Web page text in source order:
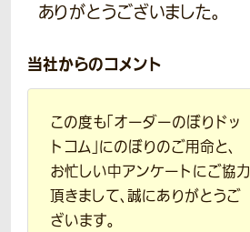
ありがとうございました。
当社からのコメント
この度も「オーダーのぼりドッ
トコム」にのぼりのご用命と、
お忙しい中アンケートにご協力
頂きまして、誠にありがとうご
ざいます。